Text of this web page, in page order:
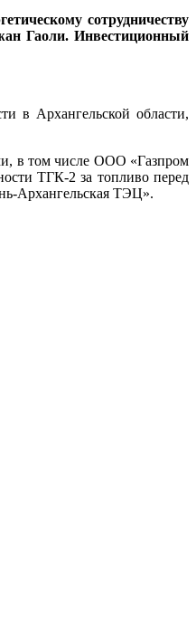
сотрудничеству
Гаоли. Инвестиционный
в Архангельской области,
в том числе ООО «Газпром
ТГК-2 за топливо перед
Архангельская ТЭЦ».